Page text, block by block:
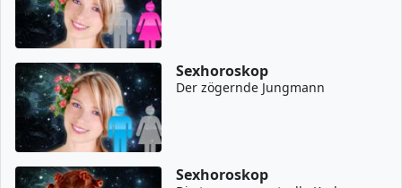
Sexhoroskop
Der zögernde Jungmann
Sexhoroskop